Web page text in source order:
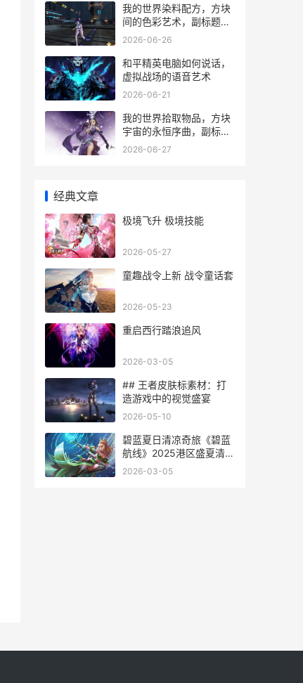
我的世界染料配方，方块
间的色彩艺术，副标题，
调色盘里的生存哲学
2026-06-26
和平精英电脑如何说话，
虚拟战场的语音艺术
2026-06-21
我的世界拾取物品，方块
宇宙的永恒序曲，副标
题，指尖触碰的创造轮回
2026-06-27
经典文章
极境飞升 极境技能
2026-05-27
童趣战令上新 战令童话套
2026-05-23
重启西行踏浪追风
2026-03-05
## 王者皮肤标素材：打
造游戏中的视觉盛宴
2026-05-10
碧蓝夏日清凉奇旅《碧蓝
航线》2025港区盛夏清凉
节三城巡礼圆满收官 碧蓝
2026-03-05